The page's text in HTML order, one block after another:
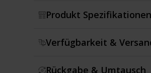
Produkt Spezifikationen
Verfügbarkeit &
Rückgabe & Umtausch